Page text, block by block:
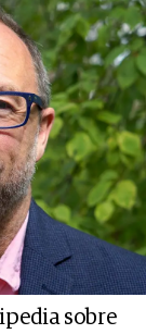
sobre